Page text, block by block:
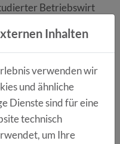
Betriebswirt
in seinem Vortrag
Einblicke und
realisierbar ist.
Inhalten
verwenden wir
und ähnliche
Dienste sind für eine
technisch
um Ihre